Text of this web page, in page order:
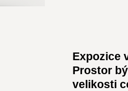
Expozice
Prostor
velikosti